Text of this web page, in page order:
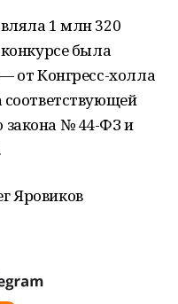
1 млн 320
была
от Конгресс-холла
соответствующей
закона № 44-ФЗ и
Яровиков